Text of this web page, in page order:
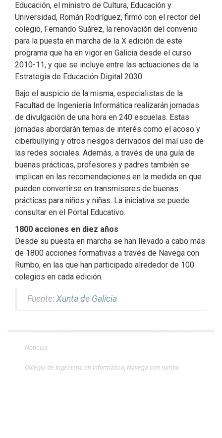
Educación, el ministro de Cultura, Educación y
Universidad, Román Rodríguez, firmó con el rector del
colegio, Fernando Suárez, la renovación del convenio
para la puesta en marcha de la X edición de este
programa que ha en vigor en Galicia desde el curso
2010-11, y que se incluye entre las actuaciones de la
Estrategia de Educación Digital 2030.
Bajo el auspicio de la misma, especialistas de la
Facultad de Ingeniería Informática realizarán jornadas
de divulgación de una hora en 240 escuelas. Estas
jornadas abordarán temas de interés como el acoso y
ciberbullying y otros riesgos derivados del mal uso de
las redes sociales. Además, a través de una guía de
buenas prácticas, profesores y padres también se
implican en las recomendaciones en la medida en que
pueden convertirse en transmisores de buenas
prácticas para niños y niñas. La iniciativa se puede
consultar en el Portal Educativo.
1800 acciones en diez años
Desde su puesta en marcha se han llevado a cabo más
de 1800 acciones formativas a través de Navega con
Rumbo, en las que han participado alrededor de 100
colegios en cada edición.
Fuente: Xunta de Galicia
Noticias
Colegio de Ingeniería en Informática, Navega con rumbo